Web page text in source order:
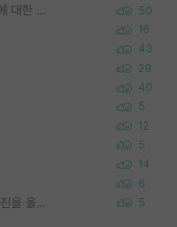
포스텍 억까에 대해 (동문의 학문적 아웃풋에 대한 반박) 50
16
43
29
40
5
12
5
14
6
정보보안 연구하는 입장에선 식별가능한 사진을 올리는건 비추이긴함 5